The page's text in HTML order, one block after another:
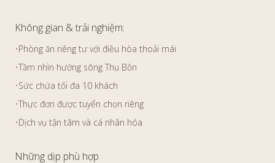
Không gian & trải nghiệm:
•Phòng ăn riêng tư với điều hòa thoải mái
•Tầm nhìn hướng sông Thu Bồn
•Sức chứa tối đa 10 khách
•Thực đơn được tuyển chọn riêng
•Dịch vụ tận tâm và cá nhân hóa
Những dịp phù hợp